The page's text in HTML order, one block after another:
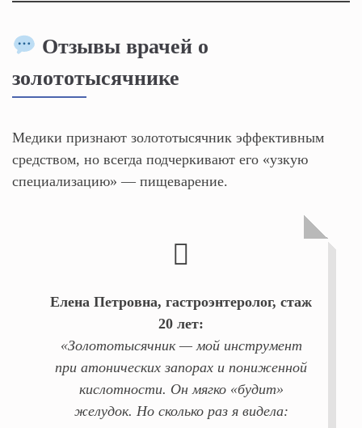
Отзывы врачей о
золототысячнике
Медики признают золототысячник эффективным
средством, но всегда подчеркивают его «узкую
специализацию» — пищеварение.
Елена Петровна, гастроэнтеролог, стаж
20 лет:
«Золототысячник — мой инструмент
при атонических запорах и пониженной
кислотности. Он мягко «будит»
желудок. Но сколько раз я видела: